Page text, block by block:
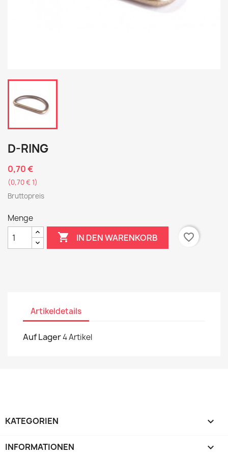
D-RING
0,70 €
(0,70 € 1)
Bruttopreis
Menge
 IN DEN WARENKORB favorite_border
Artikeldetails
Auf Lager4 Artikel
KATEGORIEN 
INFORMATIONEN 